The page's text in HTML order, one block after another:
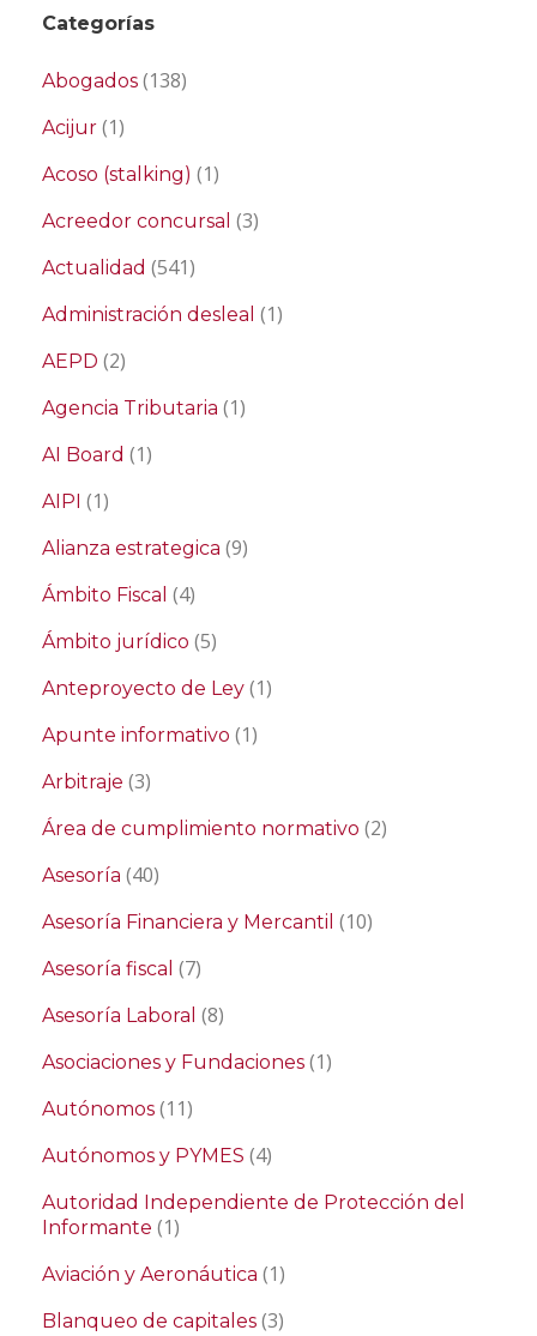
Categorías
Abogados (138)
Acijur (1)
Acoso (stalking) (1)
Acreedor concursal (3)
Actualidad (541)
Administración desleal (1)
AEPD (2)
Agencia Tributaria (1)
AI Board (1)
AIPI (1)
Alianza estrategica (9)
Ámbito Fiscal (4)
Ámbito jurídico (5)
Anteproyecto de Ley (1)
Apunte informativo (1)
Arbitraje (3)
Área de cumplimiento normativo (2)
Asesoría (40)
Asesoría Financiera y Mercantil (10)
Asesoría fiscal (7)
Asesoría Laboral (8)
Asociaciones y Fundaciones (1)
Autónomos (11)
Autónomos y PYMES (4)
Autoridad Independiente de Protección del
Informante (1)
Aviación y Aeronáutica (1)
Blanqueo de capitales (3)